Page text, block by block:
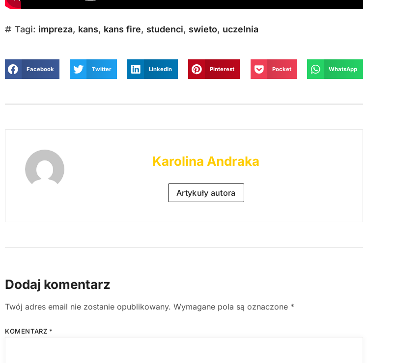
Tagi: impreza, kans, kans fire, studenci, swieto, uczelnia
Facebook Twitter LinkedIn Pinterest Pocket WhatsApp
Karolina Andraka
Artykuły autora
Dodaj komentarz
Twój adres email nie zostanie opublikowany. Wymagane pola są oznaczone *
KOMENTARZ *